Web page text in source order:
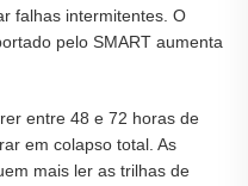
falhas intermitentes. O
pelo SMART aumenta
entre 48 e 72 horas de
em colapso total. As
mais ler as trilhas de